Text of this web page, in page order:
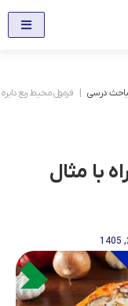
درسی فرمول محیط ربع دایره
با مثال